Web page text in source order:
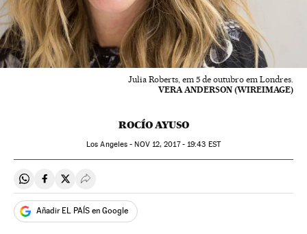
Julia Roberts, em 5 de outubro em Londres.
VERA ANDERSON (WIREIMAGE)
ROCÍO AYUSO
Los Angeles -NOV12, 2017 - 19:43 EST
Compartir en Whatsapp
Compartir en Facebook
Compartir en Twitter
Desplegar Redes Sociales
Añadir EL PAÍS en Google